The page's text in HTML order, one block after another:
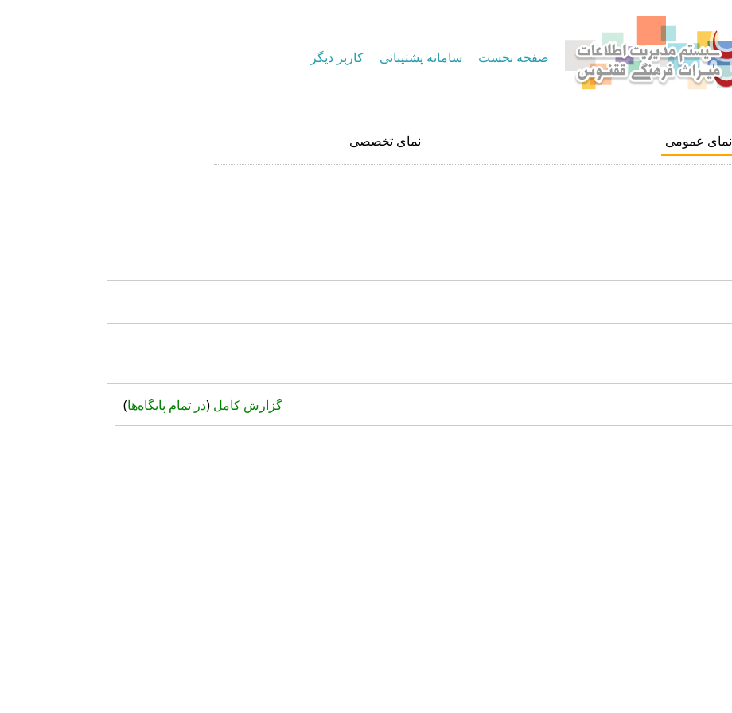
صفحه نخست سامانه پشتیبانی کاربر دیگر
نمای عمومی نمای تخصصی
گزارش کامل (در تمام پایگاه‌ها)